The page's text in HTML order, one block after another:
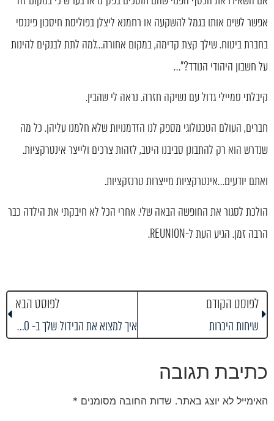
אפשר לשים אותו בגמל להשקעה או רחמנא ליצלן בפוליסת חיסכון פיננסי
בחברת ביטוח. שילך קצת קדימה, במקום אחורה…למה לתת לבנקים להינות
על חשבון היהודי הנודד?"…
קיבלתי סמיילי גדול עם נשיקה חזרה. נראה לי שהבין.
חברים, העולם הטכנולוגי מספק לנו הזדמנויות שלא חלמנו עליהן. כל מה
שנדרש הוא רק להתבונן סביבנו היטב, לזהות צרכים ולייצר אינטרקציות.
ואתם יודעים…אינטרקציות מייצרות טרנזקציות.
הולכת לסגור את החופשה הבאה שלי. אחרי הכל לא חיבקתי את הילדה כבר
הרבה זמן. הגיע העת ל-REUNION.
לפוסט הקודם
שיחות היכרות
לפוסט הבא
איך למצוא את הבידול שלך ב- 10 דקות
כתיבת תגובה
האימייל לא יוצג באתר. שדות החובה מסומנים *